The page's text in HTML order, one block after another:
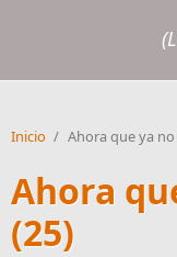
Inicio / Ahora que ya
Ahora
(25)